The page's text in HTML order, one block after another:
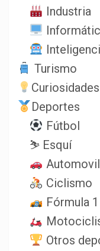
Industria
Turismo
Curiosidades
Deportes
Fútbol
⛷️ Esquí
Ciclismo
Fórmula 1
Otros